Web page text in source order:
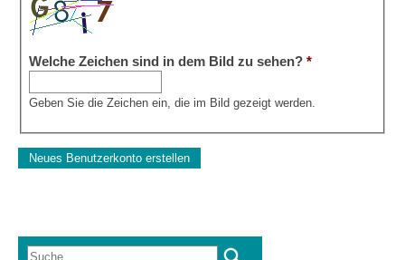
Welche Zeichen sind in dem Bild zu sehen? *
Geben Sie die Zeichen ein, die im Bild gezeigt werden.
Suche